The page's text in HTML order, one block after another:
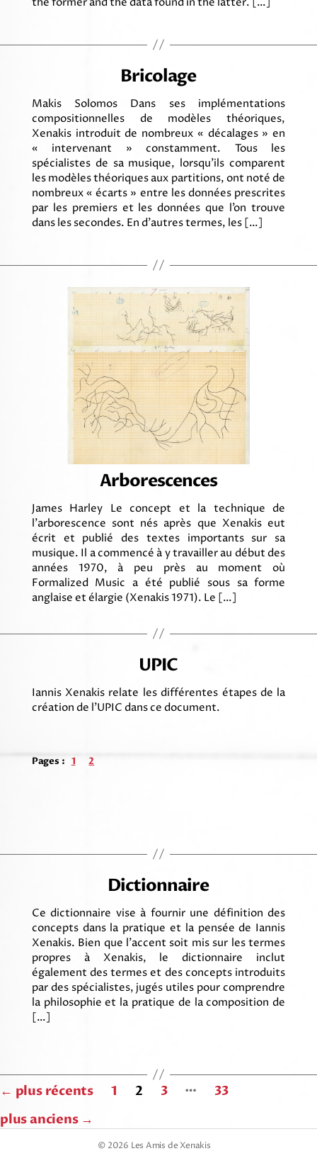
Bricolage
Makis Solomos Dans ses implémentations
compositionnelles de modèles théoriques,
Xenakis introduit de nombreux « décalages » en
« intervenant » constamment. Tous les
spécialistes de sa musique, lorsqu’ils comparent
les modèles théoriques aux partitions, ont noté de
nombreux « écarts » entre les données prescrites
par les premiers et les données que l’on trouve
dans les secondes. En d’autres termes, les […]
Arborescences
James Harley Le concept et la technique de
l’arborescence sont nés après que Xenakis eut
écrit et publié des textes importants sur sa
musique. Il a commencé à y travailler au début des
années 1970, à peu près au moment où
Formalized Music a été publié sous sa forme
anglaise et élargie (Xenakis 1971). Le […]
UPIC
Iannis Xenakis relate les différentes étapes de la
création de l’UPIC dans ce document.
Pages : 1 2
Dictionnaire
Ce dictionnaire vise à fournir une définition des
concepts dans la pratique et la pensée de Iannis
Xenakis. Bien que l’accent soit mis sur les termes
propres à Xenakis, le dictionnaire inclut
également des termes et des concepts introduits
par des spécialistes, jugés utiles pour comprendre
la philosophie et la pratique de la composition de
[…]
Navigation
des
← plus récents 1 2 3 …
33
plus anciens →
© 2026 Les Amis de Xenakis